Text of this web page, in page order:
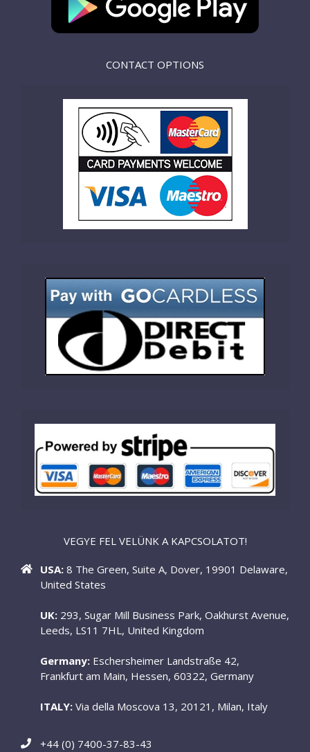
CONTACT OPTIONS
VEGYE FEL VELÜNK A KAPCSOLATOT!
USA: 8 The Green, Suite A, Dover, 19901 Delaware,
United States
UK: 293, Sugar Mill Business Park, Oakhurst Avenue,
Leeds, LS11 7HL, United Kingdom
Germany: Eschersheimer Landstraße 42,
Frankfurt am Main, Hessen, 60322, Germany
ITALY: Via della Moscova 13, 20121, Milan, Italy
+44 (0) 7400-37-83-43